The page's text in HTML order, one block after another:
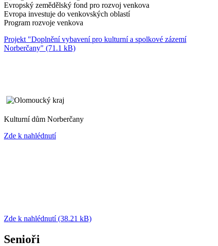
Evropský zemědělský fond pro rozvoj venkova
Evropa investuje do venkovských oblastí
Program rozvoje venkova
Projekt "Doplnění vybavení pro kulturní a spolkové zázemí
Norberčany" (71.1 kB)
Kulturní dům Norberčany
Zde k nahlédnutí
Zde k nahlédnutí (38.21 kB)
Senioři